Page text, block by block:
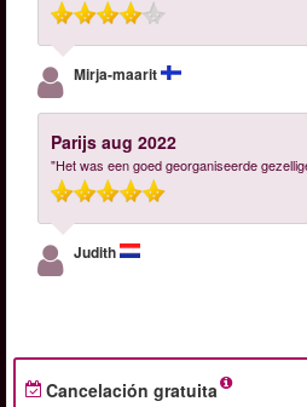
Mirja-maarit
Parijs aug 2022
"Het was een goed georganiseerde
Judith
Cancelación gratuita